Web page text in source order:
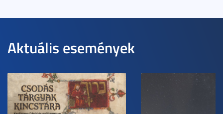
Aktuális események